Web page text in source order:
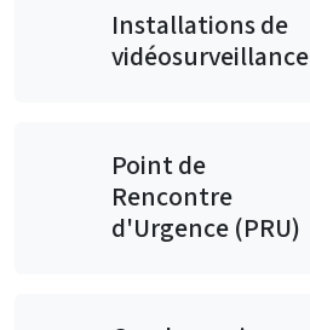
Installations de
vidéosurveillance
Point de
Rencontre
d'Urgence (PRU)